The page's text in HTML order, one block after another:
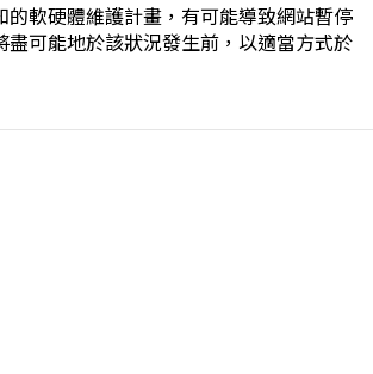
的軟硬體維護計畫，有可能導致網站暫停
盡可能地於該狀況發生前，以適當方式於